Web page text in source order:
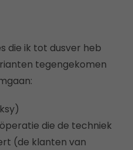
die ik tot dusver heb
tegengekomen
die de techniek
(de klanten van